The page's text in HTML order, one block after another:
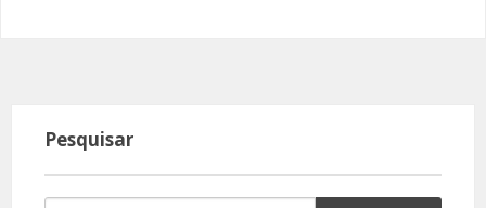
Pesquisar